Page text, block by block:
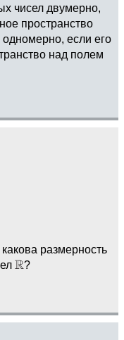
чисел двумерно,
пространство
если его
над полем
размерность
?